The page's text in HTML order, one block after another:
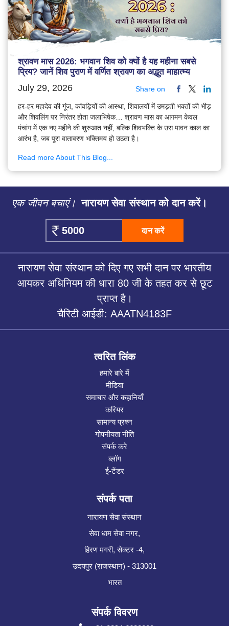
श्रावण मास 2026: भगवान शिव को क्यों है यह महीना सबसे
प्रिय? जानें शिव पुराण में वर्णित श्रावण का अद्भुत माहात्म्य
July 29, 2026 Share on
हर-हर महादेव की गूंज, कांवड़ियों की आस्था, शिवालयों में उमड़ती भक्तों की भीड़
और शिवलिंग पर निरंतर होता जलाभिषेक… श्रावण मास का आगमन केवल
पंचांग में एक नए महीने की शुरुआत नहीं, बल्कि शिवभक्ति के उस पावन काल का
आरंभ है, जब पूरा वातावरण भक्तिमय हो उठता है।
Read more About This Blog...
एक जीवन बचाएं। नारायण सेवा संस्थान को दान करें।
दान करें
नारायण सेवा संस्थान को दिए गए सभी दान पर भारतीय
आयकर अधिनियम की धारा 80 जी के तहत कर से छूट
प्राप्त है।
चैरिटी आईडी: AAATN4183F
त्वरित लिंक
हमारे बारे में
मीडिया
समाचार और कहानियाँ
करियर
सामान्य प्रश्न
गोपनीयता नीति
संपर्क करे
ब्लॉग
ई-टेंडर
संपर्क पता
नारायण सेवा संस्थान
सेवा धाम सेवा नगर,
हिरण मगरी, सेक्टर -4,
उदयपुर (राजस्थान) - 313001
भारत
संपर्क विवरण